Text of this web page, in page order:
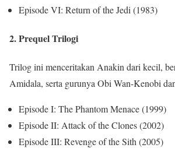
Episode VI: Return of the Jedi (1983)
2. Prequel Trilogi
Trilog ini menceritakan Anakin dari kecil,
Amidala, serta gurunya Obi Wan-Kenobi
Episode I: The Phantom Menace (1999)
Episode II: Attack of the Clones (2002)
Episode III: Revenge of the Sith (2005)